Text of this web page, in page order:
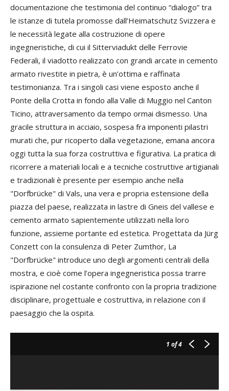
documentazione che testimonia del continuo “dialogo” tra
le istanze di tutela promosse dall’Heimatschutz Svizzera e
le necessità legate alla costruzione di opere
ingegneristiche, di cui il Sitterviadukt delle Ferrovie
Federali, il viadotto realizzato con grandi arcate in cemento
armato rivestite in pietra, è un’ottima e raffinata
testimonianza. Tra i singoli casi viene esposto anche il
Ponte della Crotta in fondo alla Valle di Muggio nel Canton
Ticino, attraversamento da tempo ormai dismesso. Una
gracile struttura in acciaio, sospesa fra imponenti pilastri
murati che, pur ricoperto dalla vegetazione, emana ancora
oggi tutta la sua forza costruttiva e figurativa. La pratica di
ricorrere a materiali locali e a tecniche costruttive artigianali
e tradizionali è presente per esempio anche nella
"Dorfbrücke" di Vals, una vera e propria estensione della
piazza del paese, realizzata in lastre di Gneis del vallese e
cemento armato sapientemente utilizzati nella loro
funzione, assieme portante ed estetica. Progettata da Jürg
Conzett con la consulenza di Peter Zumthor, La
"Dorfbrücke" introduce uno degli argomenti centrali della
mostra, e cioè come l’opera ingegneristica possa trarre
ispirazione nel costante confronto con la propria tradizione
disciplinare, progettuale e costruttiva, in relazione con il
paesaggio che la ospita.
1 of 4